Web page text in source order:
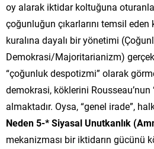
oy alarak iktidar koltuğuna
çoğunluğun çıkarlarını temsil
kuralına dayalı bir yönetimi
Demokrasi/Majoritarianizm)
“çoğunluk despotizmi” olarak
demokrasi, köklerini Rousseau’nun
almaktadır. Oysa, “genel irade”,
Neden 5-*Siyasal Unutkanlık
mekanizması bir iktidarın gücünü